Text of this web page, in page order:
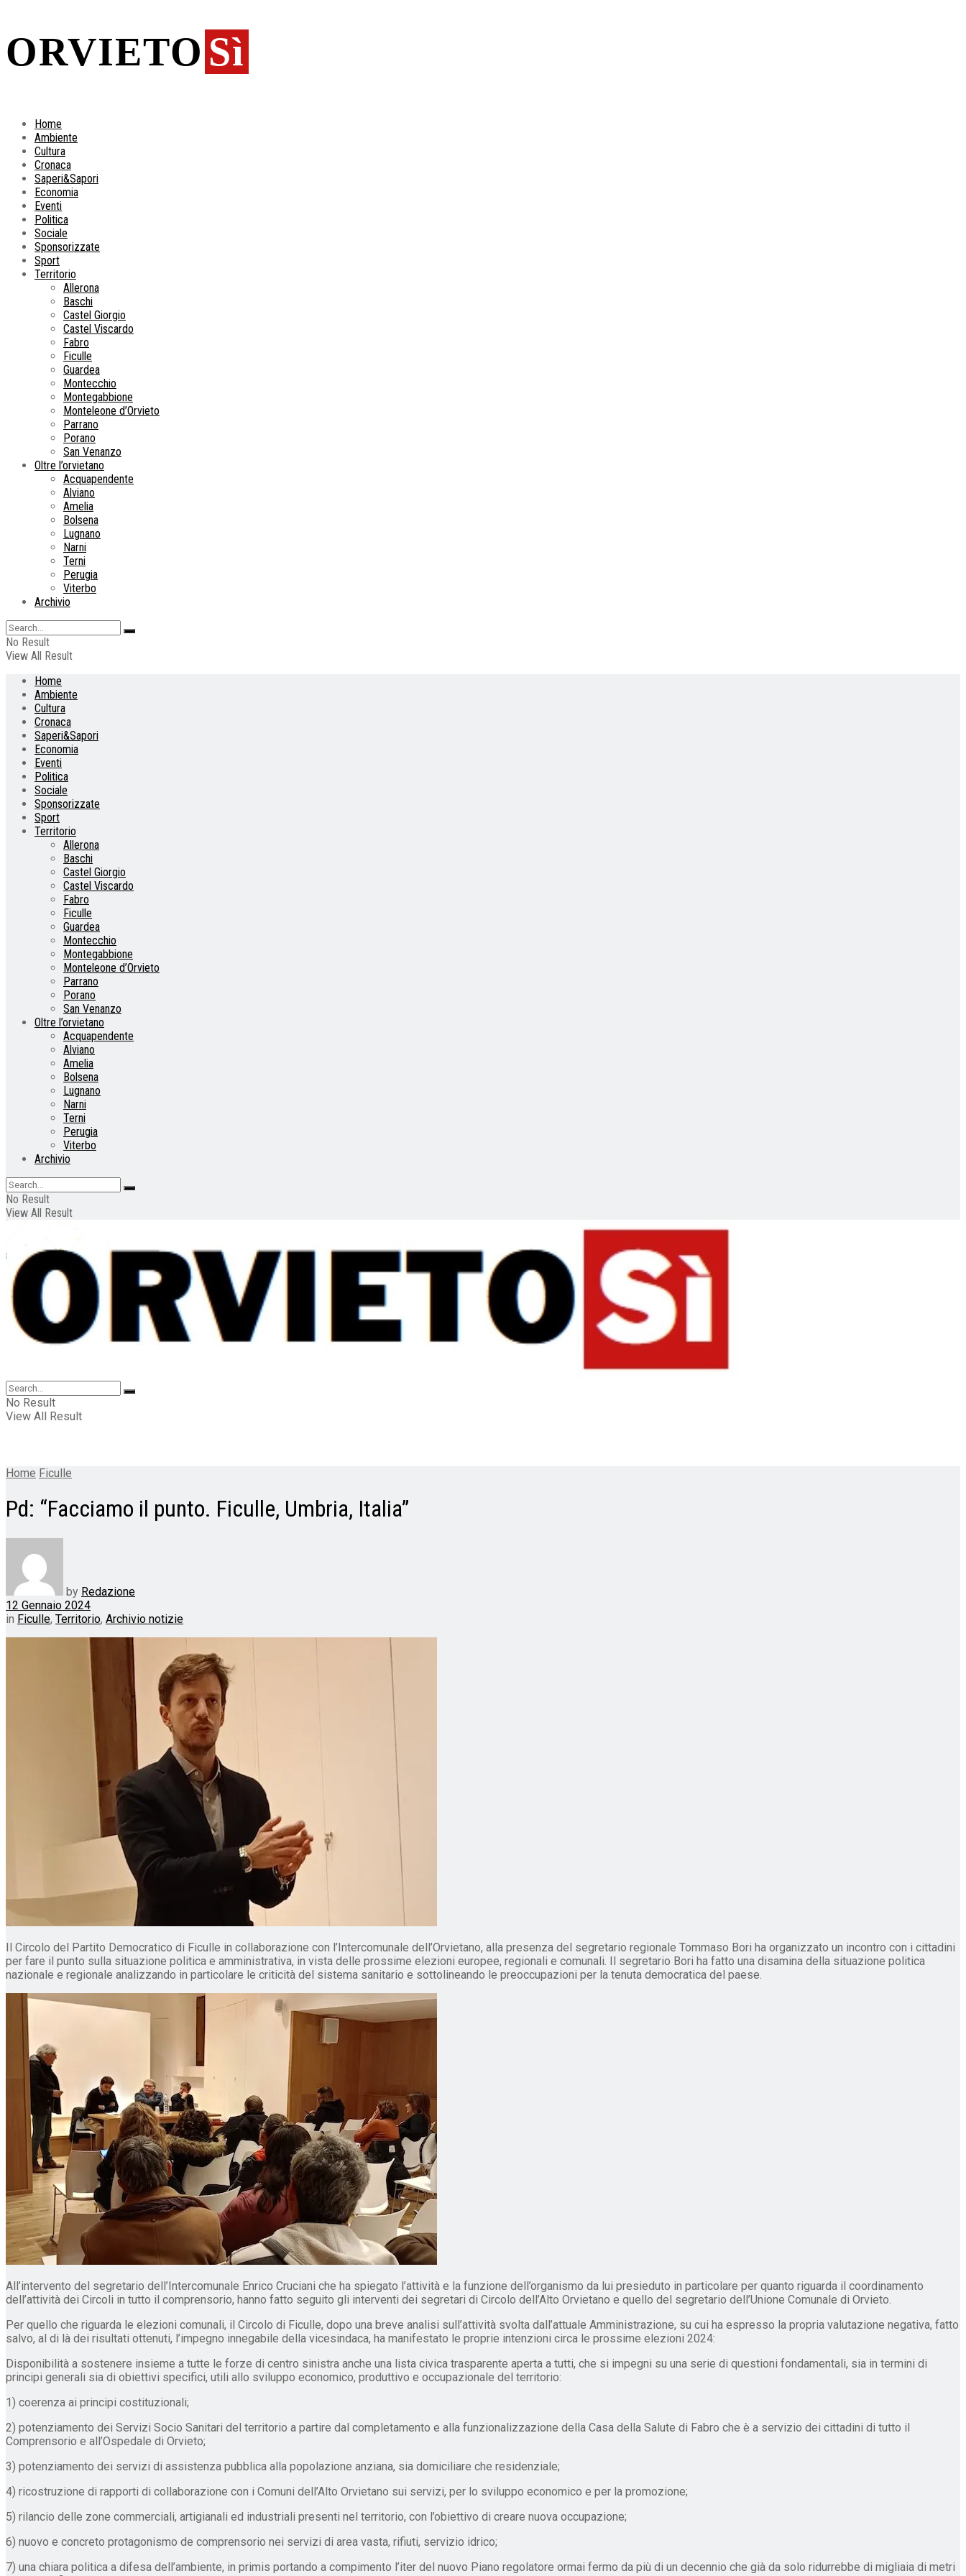
ORVIETO Sì
Home
Ambiente
Cultura
Cronaca
Saperi&Sapori
Economia
Eventi
Politica
Sociale
Sponsorizzate
Sport
Territorio
Allerona
Baschi
Castel Giorgio
Castel Viscardo
Fabro
Ficulle
Guardea
Montecchio
Montegabbione
Monteleone d’Orvieto
Parrano
Porano
San Venanzo
Oltre l’orvietano
Acquapendente
Alviano
Amelia
Bolsena
Lugnano
Narni
Terni
Perugia
Viterbo
Archivio
No Result
View All Result
Home
Ambiente
Cultura
Cronaca
Saperi&Sapori
Economia
Eventi
Politica
Sociale
Sponsorizzate
Sport
Territorio
Allerona
Baschi
Castel Giorgio
Castel Viscardo
Fabro
Ficulle
Guardea
Montecchio
Montegabbione
Monteleone d’Orvieto
Parrano
Porano
San Venanzo
Oltre l’orvietano
Acquapendente
Alviano
Amelia
Bolsena
Lugnano
Narni
Terni
Perugia
Viterbo
Archivio
No Result
View All Result
No Result
View All Result
Home Ficulle
Pd: “Facciamo il punto. Ficulle, Umbria, Italia”
by Redazione
12 Gennaio 2024
in Ficulle, Territorio, Archivio notizie
Il Circolo del Partito Democratico di Ficulle in collaborazione con l’Intercomunale dell’Orvietano, alla presenza del segretario regionale Tommaso Bori ha organizzato un incontro con i cittadini
per fare il punto sulla situazione politica e amministrativa, in vista delle prossime elezioni europee, regionali e comunali. Il segretario Bori ha fatto una disamina della situazione politica
nazionale e regionale analizzando in particolare le criticità del sistema sanitario e sottolineando le preoccupazioni per la tenuta democratica del paese.
All’intervento del segretario dell’Intercomunale Enrico Cruciani che ha spiegato l’attività e la funzione dell’organismo da lui presieduto in particolare per quanto riguarda il coordinamento
dell’attività dei Circoli in tutto il comprensorio, hanno fatto seguito gli interventi dei segretari di Circolo dell’Alto Orvietano e quello del segretario dell’Unione Comunale di Orvieto.
Per quello che riguarda le elezioni comunali, il Circolo di Ficulle, dopo una breve analisi sull’attività svolta dall’attuale Amministrazione, su cui ha espresso la propria valutazione negativa, fatto
salvo, al di là dei risultati ottenuti, l’impegno innegabile della vicesindaca, ha manifestato le proprie intenzioni circa le prossime elezioni 2024:
Disponibilità a sostenere insieme a tutte le forze di centro sinistra anche una lista civica trasparente aperta a tutti, che si impegni su una serie di questioni fondamentali, sia in termini di
principi generali sia di obiettivi specifici, utili allo sviluppo economico, produttivo e occupazionale del territorio:
1) coerenza ai principi costituzionali;
2) potenziamento dei Servizi Socio Sanitari del territorio a partire dal completamento e alla funzionalizzazione della Casa della Salute di Fabro che è a servizio dei cittadini di tutto il
Comprensorio e all’Ospedale di Orvieto;
3) potenziamento dei servizi di assistenza pubblica alla popolazione anziana, sia domiciliare che residenziale;
4) ricostruzione di rapporti di collaborazione con i Comuni dell’Alto Orvietano sui servizi, per lo sviluppo economico e per la promozione;
5) rilancio delle zone commerciali, artigianali ed industriali presenti nel territorio, con l’obiettivo di creare nuova occupazione;
6) nuovo e concreto protagonismo de comprensorio nei servizi di area vasta, rifiuti, servizio idrico;
7) una chiara politica a difesa dell’ambiente, in primis portando a compimento l’iter del nuovo Piano regolatore ormai fermo da più di un decennio che già da solo ridurrebbe di migliaia di metri